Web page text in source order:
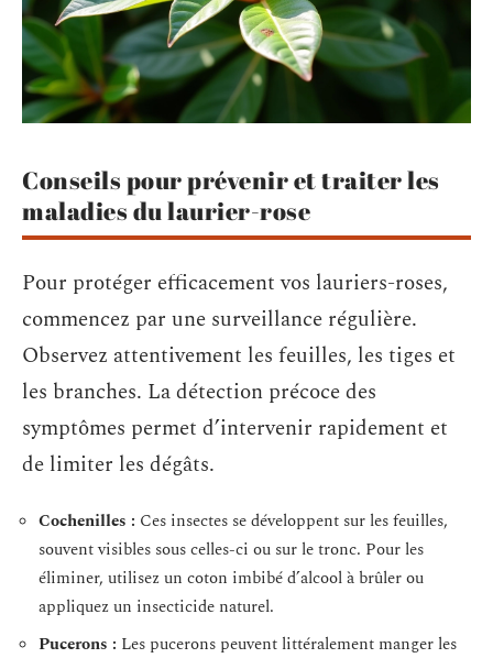
Conseils pour prévenir et traiter les
maladies du laurier-rose
Pour protéger efficacement vos lauriers-roses,
commencez par une surveillance régulière.
Observez attentivement les feuilles, les tiges et
les branches. La détection précoce des
symptômes permet d’intervenir rapidement et
de limiter les dégâts.
Cochenilles : Ces insectes se développent sur les feuilles,
souvent visibles sous celles-ci ou sur le tronc. Pour les
éliminer, utilisez un coton imbibé d’alcool à brûler ou
appliquez un insecticide naturel.
Pucerons : Les pucerons peuvent littéralement manger les